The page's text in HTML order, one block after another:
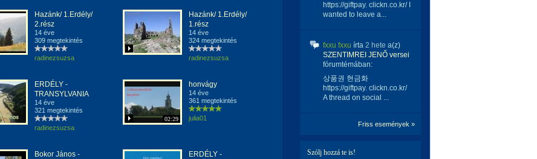
Hazánk/ 1.Erdély/
2.rész
14 éve
309 megtekintés
radinezsuzsa
Hazánk/ 1.Erdély/
1.rész
14 éve
324 megtekintés
radinezsuzsa
ERDÉLY -
TRANSYLVANIA
14 éve
321 megtekintés
radinezsuzsa
02:29
honvágy
14 éve
361 megtekintés
julia01
Bokor János -
ERDÉLY -
https://giftpay. clickn.co.kr/ I
wanted to leave a...
fxxu fxxu írta 2 hete a(z)
SZENTIMREI JENŐ versei
fórumtémában:
상품권 현금화
https://giftpay. clickn.co.kr/
A thread on social ...
Friss események »
Szólj hozzá te is!